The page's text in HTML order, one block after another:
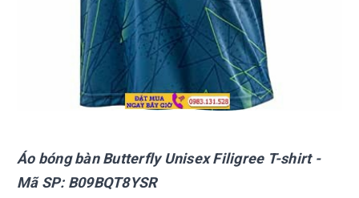
Áo bóng bàn ButterflyUnisex Filigree T-shirt-
Mã SP: B09BQT8YSR